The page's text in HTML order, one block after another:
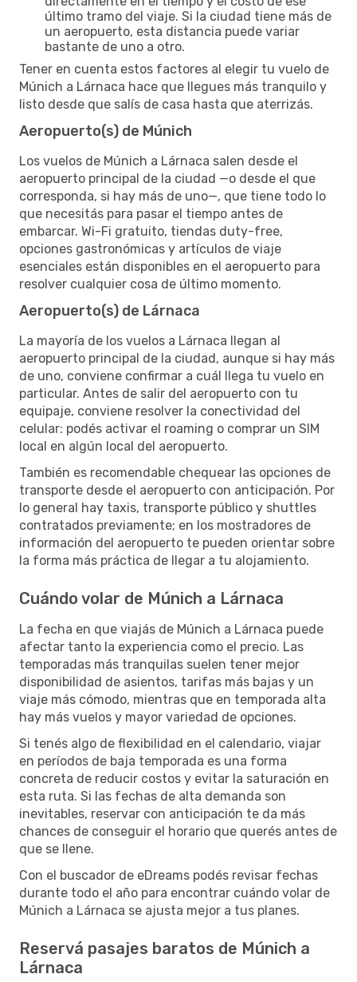
último tramo del viaje. Si la ciudad tiene más de
un aeropuerto, esta distancia puede variar
bastante de uno a otro.
Tener en cuenta estos factores al elegir tu vuelo de
Múnich a Lárnaca hace que llegues más tranquilo y
listo desde que salís de casa hasta que aterrizás.
Aeropuerto(s) de Múnich
Los vuelos de Múnich a Lárnaca salen desde el
aeropuerto principal de la ciudad —o desde el que
corresponda, si hay más de uno—, que tiene todo lo
que necesitás para pasar el tiempo antes de
embarcar. Wi-Fi gratuito, tiendas duty-free,
opciones gastronómicas y artículos de viaje
esenciales están disponibles en el aeropuerto para
resolver cualquier cosa de último momento.
Aeropuerto(s) de Lárnaca
La mayoría de los vuelos a Lárnaca llegan al
aeropuerto principal de la ciudad, aunque si hay más
de uno, conviene confirmar a cuál llega tu vuelo en
particular. Antes de salir del aeropuerto con tu
equipaje, conviene resolver la conectividad del
celular: podés activar el roaming o comprar un SIM
local en algún local del aeropuerto.
También es recomendable chequear las opciones de
transporte desde el aeropuerto con anticipación. Por
lo general hay taxis, transporte público y shuttles
contratados previamente; en los mostradores de
información del aeropuerto te pueden orientar sobre
la forma más práctica de llegar a tu alojamiento.
Cuándo volar de Múnich a Lárnaca
La fecha en que viajás de Múnich a Lárnaca puede
afectar tanto la experiencia como el precio. Las
temporadas más tranquilas suelen tener mejor
disponibilidad de asientos, tarifas más bajas y un
viaje más cómodo, mientras que en temporada alta
hay más vuelos y mayor variedad de opciones.
Si tenés algo de flexibilidad en el calendario, viajar
en períodos de baja temporada es una forma
concreta de reducir costos y evitar la saturación en
esta ruta. Si las fechas de alta demanda son
inevitables, reservar con anticipación te da más
chances de conseguir el horario que querés antes de
que se llene.
Con el buscador de eDreams podés revisar fechas
durante todo el año para encontrar cuándo volar de
Múnich a Lárnaca se ajusta mejor a tus planes.
Reservá pasajes baratos de Múnich a
Lárnaca